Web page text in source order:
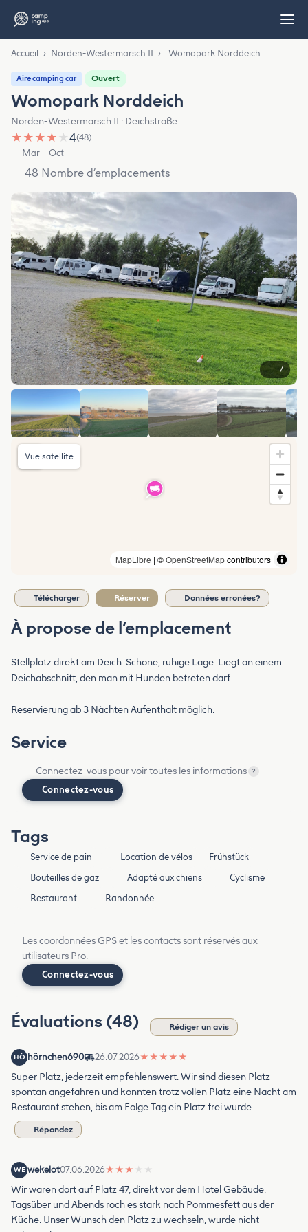
Accueil › Norden-Westermarsch II › Womopark Norddeich
Aire camping car Ouvert
Womopark Norddeich
Norden-Westermarsch II · Deichstraße
★ ★ ★ ★ ★4(48)
Mar – Oct
48 Nombre d’emplacements
7
MapLibre | ©OpenStreetMapcontributors
Vue satellite
Télécharger Réserver Données erronées?
À propose de l’emplacement
Stellplatz direkt am Deich. Schöne, ruhige Lage. Liegt an einem
Deichabschnitt, den man mit Hunden betreten darf.
Reservierung ab 3 Nächten Aufenthalt möglich.
Service
Connectez-vous pour voir toutes les informations ?
Connectez-vous
Tags
Service de pain Location de vélos
Frühstück
Bouteilles de gaz
Adapté aux chiens
Cyclisme
Restaurant
Randonnée
Les coordonnées GPS et les contacts sont réservés aux
utilisateurs Pro.
Connectez-vous
Évaluations (48) Rédiger un avis
HÖ hörnchen690 26.07.2026★ ★ ★ ★ ★
Super Platz, jederzeit empfehlenswert. Wir sind diesen Platz
spontan angefahren und konnten trotz vollen Platz eine Nacht am
Restaurant stehen, bis am Folge Tag ein Platz frei wurde.
Répondez
WE wekelot07.06.2026★ ★ ★ ★ ★
Wir waren dort auf Platz 47, direkt vor dem Hotel Gebäude.
Tagsüber und Abends roch es stark nach Pommesfett aus der
Küche. Unser Wunsch den Platz zu wechseln, wurde nicht